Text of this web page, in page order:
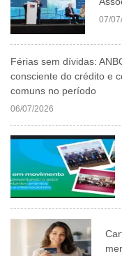
07/
Férias sem dívidas:
consciente do crédito e
comuns no período
06/07/2026